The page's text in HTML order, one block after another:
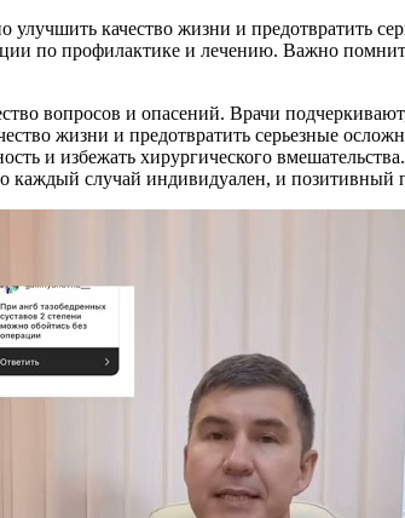
качество жизни и предотвратить
по профилактике и лечению. Важно
вопросов и опасений. Врачи
жизни и предотвратить серьезные
и избежать хирургического
случай индивидуален, и позитивный